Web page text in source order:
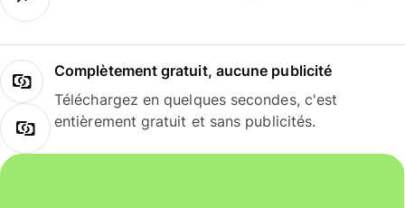
Complètement gratuit, aucune publicité
Téléchargez en quelques secondes, c'est
entièrement gratuit et sans publicités.